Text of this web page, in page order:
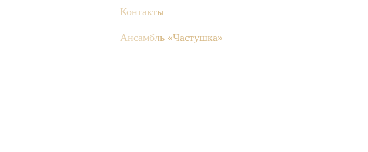
Контакты
Ансамбль «Частушка»